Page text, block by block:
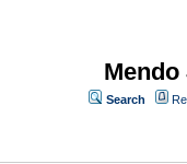
Search